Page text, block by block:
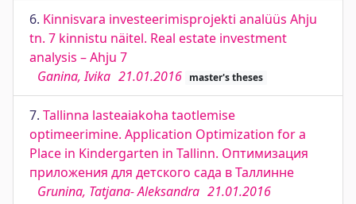
6. Kinnisvara investeerimisprojekti analüüs Ahju
tn. 7 kinnistu näitel. Real estate investment
analysis – Ahju 7
Ganina, Ivika 21.01.2016 master's theses
7. Tallinna lasteaiakoha taotlemise
optimeerimine. Application Optimization for a
Place in Kindergarten in Tallinn. Оптимизация
приложения для детского сада в Таллинне
Grunina, Tatjana- Aleksandra 21.01.2016